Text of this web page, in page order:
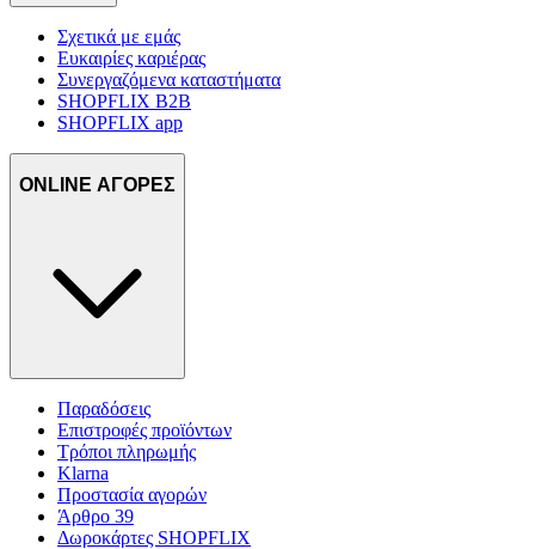
Σχετικά με εμάς
Ευκαιρίες καριέρας
Συνεργαζόμενα καταστήματα
SHOPFLIX B2B
SHOPFLIX app
ONLINE ΑΓΟΡΕΣ
Παραδόσεις
Επιστροφές προϊόντων
Τρόποι πληρωμής
Klarna
Προστασία αγορών
Άρθρο 39
Δωροκάρτες SHOPFLIX